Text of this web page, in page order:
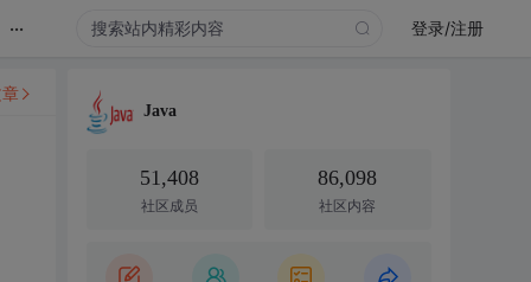
... 登录/注册
Java
51,408
社区成员
86,098
社区内容